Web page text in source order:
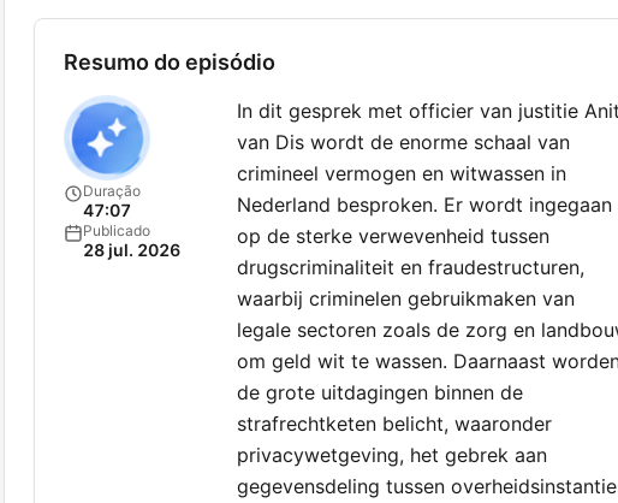
Resumo do episódio
Duração
47:07
Publicado
28 jul. 2026
In dit gesprek met officier van justitie
van Dis wordt de enorme schaal van
crimineel vermogen en witwassen in
Nederland besproken. Er wordt ingegaan
op de sterke verwevenheid tussen
drugscriminaliteit en fraudestructuren,
waarbij criminelen gebruikmaken van
legale sectoren zoals de zorg en
om geld wit te wassen. Daarnaast
de grote uitdagingen binnen de
strafrechtketen belicht, waaronder
privacywetgeving, het gebrek aan
gegevensdeling tussen